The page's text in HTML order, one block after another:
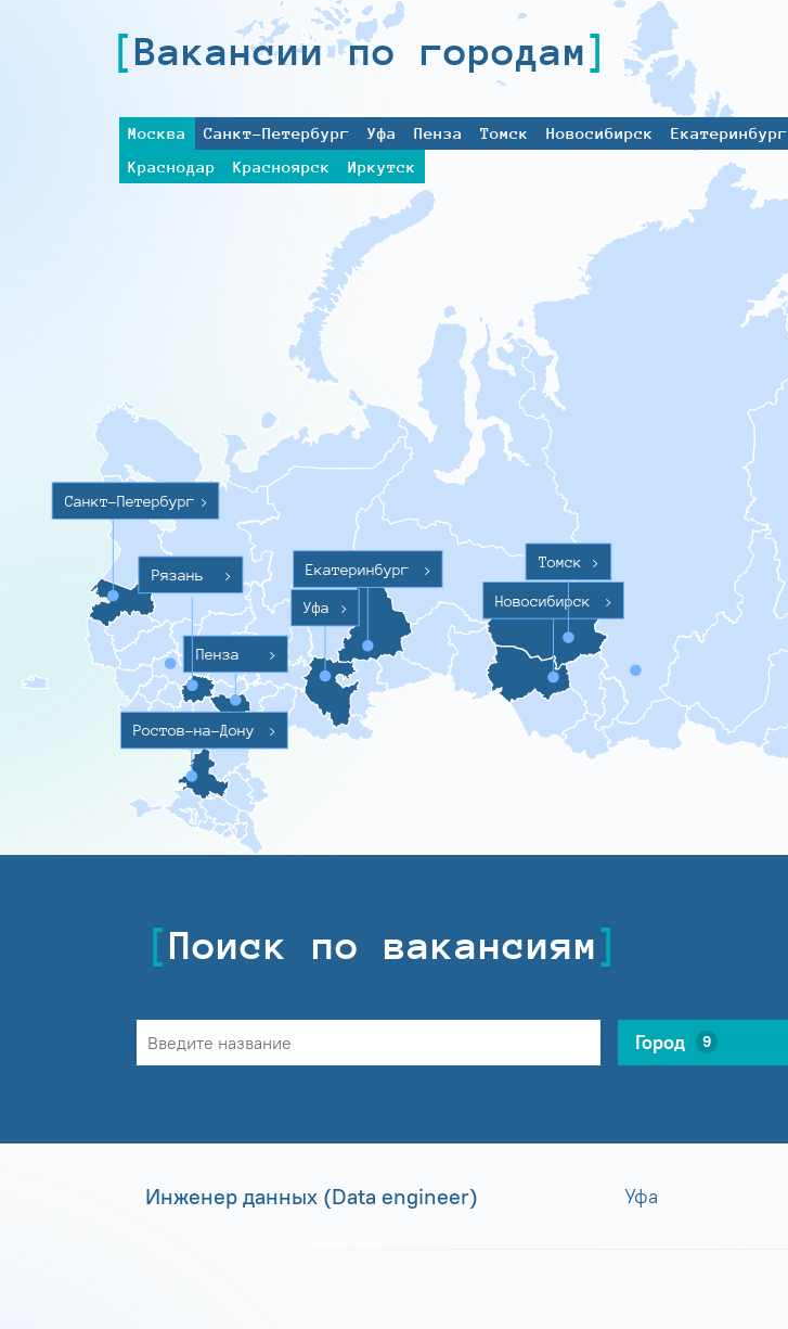
Вакансии по городам
Москва Санкт-Петербург Уфа Пенза Томск Новосибирск Екатеринбург
Краснодар
Красноярск Иркутск
Санкт-Петербург >
Ростов-на-Дону >
Пенза >
Уфа >
Екатеринбург
>
Новосибирск
>
Томск >
Рязань >
Поиск по вакансиям
Город 9
Инженер данных (Data engineer) Уфа